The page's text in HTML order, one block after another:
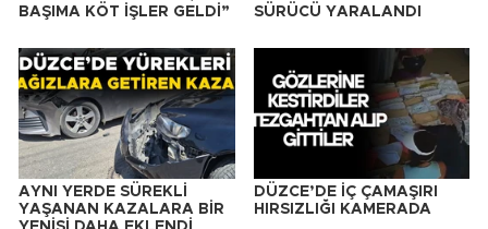
BAŞIMA KÖT İŞLER GELDİ”
SÜRÜCÜ YARALANDI
AYNI YERDE SÜREKLİ
YAŞANAN KAZALARA BİR
DÜZCE’DE İÇ ÇAMAŞIRI
HIRSIZLIĞI KAMERADA